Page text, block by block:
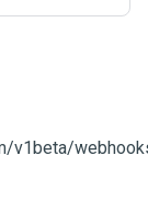
v1beta/